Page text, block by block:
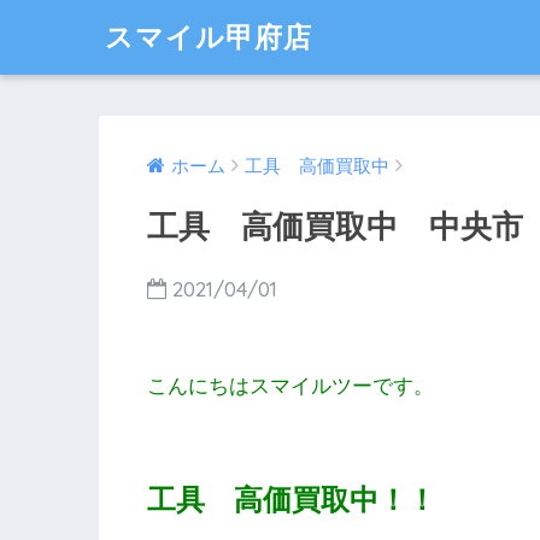
スマイル甲府店
ホーム 工具 高価買取中
工具 高価買取中 中央市
2021/04/01
こんにちはスマイルツーです。
工具 高価買取中！！